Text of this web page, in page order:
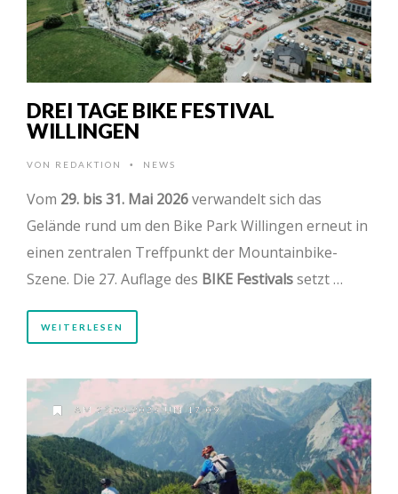
DREI TAGE BIKE FESTIVAL
WILLINGEN
VON REDAKTION • NEWS
Vom 29. bis 31. Mai 2026verwandelt sich das
Gelände rund um den Bike Park Willingen erneut in
einen zentralen Treffpunkt der Mountainbike-
Szene. Die 27. Auflage des BIKE Festivalssetzt …
WEITERLESEN
AM 29.08.2025 UM 17:09